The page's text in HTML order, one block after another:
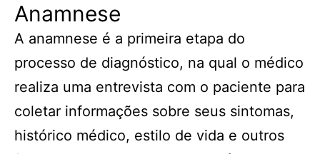
Anamnese
A anamnese é a primeira etapa do
processo de diagnóstico, na qual o médico
realiza uma entrevista com o paciente para
coletar informações sobre seus sintomas,
histórico médico, estilo de vida e outros